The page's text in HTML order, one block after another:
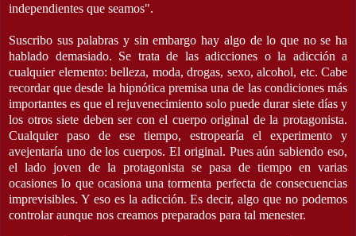
independientes que seamos".
Suscribo sus palabras y sin embargo hay algo de lo que no se ha
hablado demasiado. Se trata de las adicciones o la adicción a
cualquier elemento: belleza, moda, drogas, sexo, alcohol, etc. Cabe
recordar que desde la hipnótica premisa una de las condiciones más
importantes es que el rejuvenecimiento solo puede durar siete días y
los otros siete deben ser con el cuerpo original de la protagonista.
Cualquier paso de ese tiempo, estropearía el experimento y
avejentaría uno de los cuerpos. El original. Pues aún sabiendo eso,
el lado joven de la protagonista se pasa de tiempo en varias
ocasiones lo que ocasiona una tormenta perfecta de consecuencias
imprevisibles. Y eso es la adicción. Es decir, algo que no podemos
controlar aunque nos creamos preparados para tal menester.